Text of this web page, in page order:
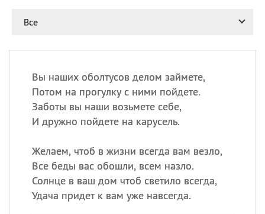
Все
Вы наших оболтусов делом займете,
Потом на прогулку с ними пойдете.
Заботы вы наши возьмете себе,
И дружно пойдете на карусель.
Желаем, чтоб в жизни всегда вам везло,
Все беды вас обошли, всем назло.
Солнце в ваш дом чтоб светило всегда,
Удача придет к вам уже навсегда.
Военно‑воздушных сил
(День ВВС) РФ
ИМЕНА
Акакий,Василий,Иван
Еще